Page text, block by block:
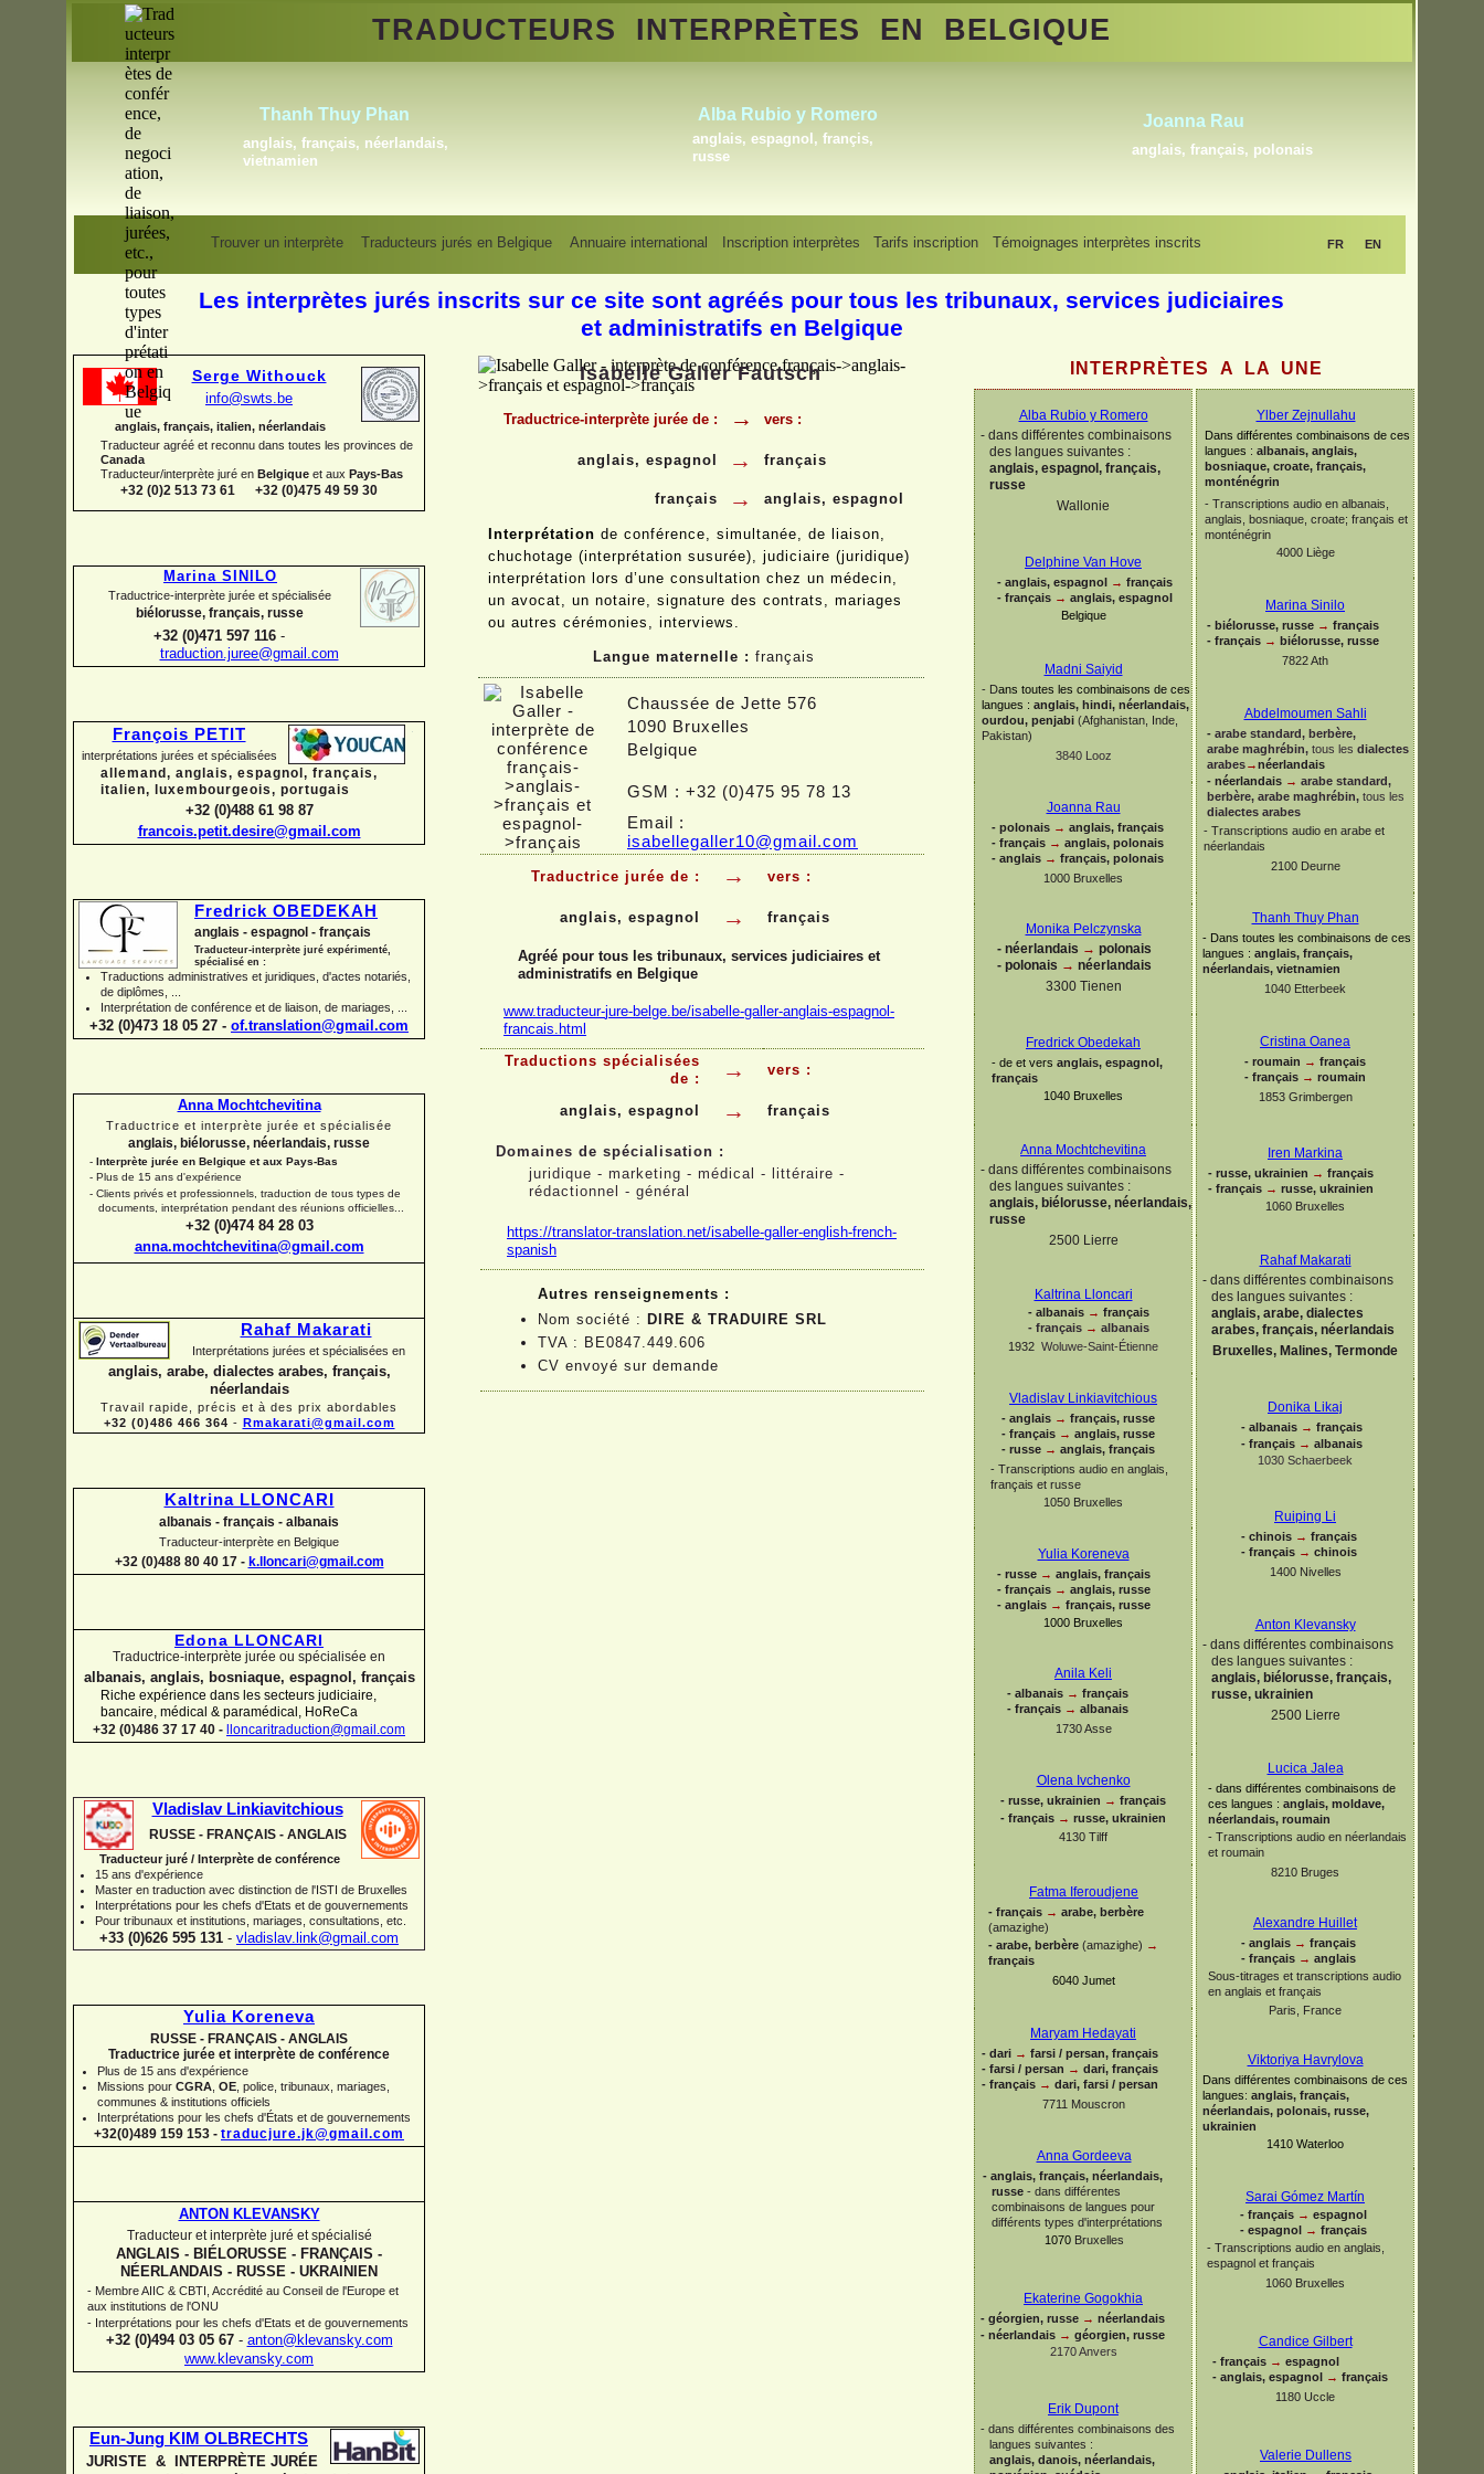
Traducteurs interprètes en Belgique>Isabelle Galler - anglais, espagnol,
français
Serge Withouck
info@swts.be
anglais, français, italien, néerlandais
Traducteur agréé et reconnu dans toutes les provinces de
Canada
Traducteur/interprète juré en Belgique et aux Pays-Bas
+32 (0)2 513 73 61 +32 (0)475 49 59 30
Marina SINILO
Traductrice-interprète jurée et spécialisée
biélorusse, français, russe
+32 (0)471 597 116 -
traduction.juree@gmail.com
François PETIT
interprétations jurées et spécialisées
allemand, anglais, espagnol, français,
italien, luxembourgeois, portugais
+32 (0)488 61 98 87
francois.petit.desire@gmail.com
Fredrick OBEDEKAH
anglais - espagnol - français
Traducteur-interprète juré expérimenté,
spécialisé en :
Traductions administratives et juridiques, d'actes notariés,
de diplômes, ...
Interprétation de conférence et de liaison, de mariages, ...
+32 (0)473 18 05 27 - of.translation@gmail.com
Anna Mochtchevitina
Traductrice et interprète jurée et spécialisée
anglais, biélorusse, néerlandais, russe
- Interprète jurée en Belgique et aux Pays-Bas
- Plus de 15 ans d'expérience
- Clients privés et professionnels, traduction de tous types de
documents, interprétation pendant des réunions officielles...
+32 (0)474 84 28 03
anna.mochtchevitina@gmail.com
Rahaf Makarati
Interprétations jurées et spécialisées en
anglais, arabe, dialectes arabes, français,
néerlandais
Travail rapide, précis et à des prix abordables
+32 (0)486 466 364 - Rmakarati@gmail.com
Kaltrina LLONCARI
albanais - français - albanais
Traducteur-interprète en Belgique
+32 (0)488 80 40 17 - k.lloncari@gmail.com
Edona LLONCARI
Traductrice-interprète jurée ou spécialisée en
albanais, anglais, bosniaque, espagnol, français
Riche expérience dans les secteurs judiciaire,
bancaire, médical & paramédical, HoReCa
+32 (0)486 37 17 40 -
lloncaritraduction@gmail.com
Vladislav Linkiavitchious
RUSSE -FRANÇAIS -ANGLAIS
Traducteur juré / Interprète de conférence
15 ans d'expérience
Master en traduction avec distinction de l'ISTI de Bruxelles
Interprétations pour les chefs d'Etats et de gouvernements
Pour tribunaux et institutions , mariages, consultations, etc.
+33 (0)626 595 131 - vladislav.link@gmail.com
Yulia Koreneva
RUSSE - FRANÇAIS - ANGLAIS
Traductrice jurée et interprète de conférence
Plus de 15 ans d'expérience
Missions pour CGRA OE police, tribunaux, mariages,
communes & institutions officiels
Interprétations pour les chefs d'États et de gouvernements
+32(0)489 159 153 - traducjure.jk@gmail.com
ANTON KLEVANSKY
Traducteur et interprète juré et spécialisé
ANGLAIS - BIÉLORUSSE - FRANÇAIS -
NÉERLANDAIS - RUSSE - UKRAINIEN
- Membre AIIC & CBTI, Accrédité au Conseil de l'Europe et
aux institutions de l'ONU
- Interprétations pour les chefs d'Etats et de gouvernements
+32 (0)494 03 05 67- anton@klevansky.com
www.klevansky.com
Eun-Jung KIM OLBRECHTS
JURISTE & INTERPRÈTE JURÉE
Joanna Rau
anglais, français, polonais
Gregory Blauwers
français, néerlandais
Abdelmoumen Sahli
tous les dialectes arabes, néerlandais
INTERPRÈTES A LA UNE
Ylber Zejnullahu
Dans différentes combinaisons de ces
langues : albanais, anglais,
bosniaque, croate, français,
monténégrin
- Transcriptions audio en albanais,
anglais, bosniaque, croate; français et
monténégrin
4000 Liège
Marina Sinilo
- biélorusse, russe → français
- français → biélorusse, russe
7822 Ath
Abdelmoumen Sahli
- arabe standard, berbère,
arabe maghrébin, tous les dialectes
arabes→néerlandais
- néerlandais → arabe standard,
berbère, arabe maghrébin, tous les
dialectes arabes
- Transcriptions audio en arabe et
néerlandais
2100 Deurne
Thanh Thuy Phan
- Dans toutes les combinaisons de ces
langues : anglais, français,
néerlandais, vietnamien
1040 Etterbeek
Cristina Oanea
- roumain → français
- français → roumain
1853 Grimbergen
Iren Markina
- russe, ukrainien → français
- français → russe, ukrainien
1060 Bruxelles
Rahaf Makarati
- dans différentes combinaisons
des langues suivantes :
anglais, arabe, dialectes
arabes, français, néerlandais
Bruxelles, Malines, Termonde
Donika Likaj
- albanais → français
- français → albanais
1030 Schaerbeek
Ruiping Li
- chinois → français
- français → chinois
1400 Nivelles
Anton Klevansky
- dans différentes combinaisons
des langues suivantes :
anglais, biélorusse, français,
russe, ukrainien
2500 Lierre
Lucica Jalea
- dans différentes combinaisons de
ces langues : anglais, moldave,
néerlandais, roumain
- Transcriptions audio en néerlandais
et roumain
8210 Bruges
Alexandre Huillet
- anglais → français
- français → anglais
Sous-titrages et transcriptions audio
en anglais et français
Paris, France
Viktoriya Havrylova
Dans différentes combinaisons de ces
langues: anglais, français,
néerlandais, polonais, russe,
ukrainien
1410 Waterloo
Sarai Gómez Martín
- français → espagnol
- espagnol → français
- Transcriptions audio en anglais,
espagnol et français
1060 Bruxelles
Candice Gilbert
- français → espagnol
- anglais, espagnol → français
1180 Uccle
Valerie Dullens
Alba Rubio y Romero
- dans différentes combinaisons
des langues suivantes :
anglais, espagnol, français,
russe
Wallonie
Delphine Van Hove
- anglais, espagnol → français
- français → anglais, espagnol
Belgique
Madni Saiyid
- Dans toutes les combinaisons de ces
langues : anglais, hindi, néerlandais,
ourdou, penjabi (Afghanistan, Inde,
Pakistan)
3840 Looz
Joanna Rau
- polonais → anglais, français
- français → anglais, polonais
- anglais → français, polonais
1000 Bruxelles
Monika Pelczynska
- néerlandais → polonais
- polonais → néerlandais
3300 Tienen
Fredrick Obedekah
- de et vers anglais, espagnol,
français
1040 Bruxelles
Anna Mochtchevitina
- dans différentes combinaisons
des langues suivantes :
anglais, biélorusse, néerlandais,
russe
2500 Lierre
Kaltrina Lloncari
- albanais → français
- français → albanais
1932 Woluwe-Saint-Étienne
Vladislav Linkiavitchious
- anglais → français, russe
- français → anglais, russe
- russe → anglais, français
- Transcriptions audio en anglais,
français et russe
1050 Bruxelles
Yulia Koreneva
- russe → anglais, français
- français → anglais, russe
- anglais → français, russe
1000 Bruxelles
Anila Keli
- albanais → français
- français → albanais
1730 Asse
Olena Ivchenko
- russe, ukrainien → français
- français → russe, ukrainien
4130 Tilff
Fatma Iferoudjene
- français → arabe, berbère
(amazighe)
- arabe, berbère (amazighe) →
français
6040 Jumet
Maryam Hedayati
- dari → farsi / persan, français
- farsi / persan → dari, français
- français → dari, farsi / persan
7711 Mouscron
Anna Gordeeva
- anglais, français, néerlandais,
russe - dans différentes
combinaisons de langues pour
différents types d'interprétations
1070Bruxelles
Ekaterine Gogokhia
- géorgien, russe → néerlandais
- néerlandais → géorgien, russe
2170 Anvers
Erik Dupont
- dans différentes combinaisons des
langues suivantes :
anglais, danois, néerlandais,
TRADUCTEURS INTERPRÈTES EN BELGIQUE
Trouver un interprète Traducteurs jurés en Belgique Annuaire international Inscription interprètes Tarifs inscription Témoignages interprètes inscrits
Les interprètes jurés inscrits sur ce site sont agréés pour tous les tribunaux, services judiciaires
et administratifs en Belgique
Isabelle Galler Fautsch
Traductrice-interprète jurée de : → vers :
anglais, espagnol → français
français → anglais, espagnol
Interprétation de conférence, simultanée, de liaison,
chuchotage (interprétation susurée), judiciaire (juridique)
interprétation lors d’une consultation chez un médecin,
un avocat, un notaire, signature des contrats, mariages
ou autres cérémonies, interviews.
Langue maternelle : français
Chaussée de Jette 576
1090 Bruxelles
Belgique
GSM : +32 (0)475 95 78 13
Email :
isabellegaller10@gmail.com
Traductrice jurée de : → vers :
anglais, espagnol → français
Agréé pour tous les tribunaux, services judiciaires et
administratifs en Belgique
www.traducteur-jure-belge.be/isabelle-galler-anglais-espagnol-
francais.html
Traductions spécialisées
de :
→ vers :
anglais, espagnol → français
Domaines de spécialisation :
juridique - marketing - médical - littéraire -
rédactionnel - général
https://translator-translation.net/isabelle-galler-english-french-
spanish
Autres renseignements :
Nom société : DIRE & TRADUIRE SRL
TVA : BE0847.449.606
CV envoyé sur demande
FR EN